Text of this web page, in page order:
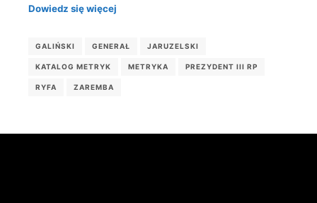
Dowiedz się więcej
GALIŃSKI GENERAŁ JARUZELSKI
KATALOG METRYK METRYKA PREZYDENT III RP
RYFA ZAREMBA